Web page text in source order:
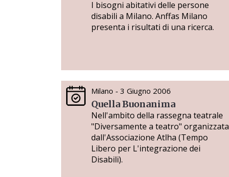
I bisogni abitativi delle persone
disabili a Milano. Anffas Milano
presenta i risultati di una ricerca.
Milano - 3 Giugno 2006
Quella Buonanima
Nell'ambito della rassegna teatrale
"Diversamente a teatro" organizzata
dall'Associazione Atlha (Tempo
Libero per L'integrazione dei
Disabili).